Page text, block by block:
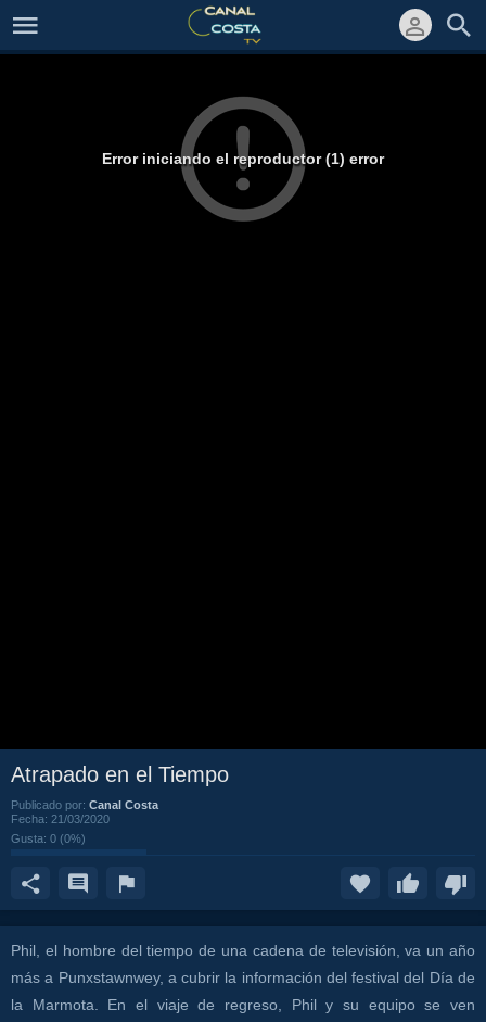
Error iniciando el reproductor (1) error
Atrapado en el Tiempo
Publicado por: Canal Costa
Fecha: 21/03/2020
Gusta: 0 (0%)
Phil, el hombre del tiempo de una cadena de televisión, va un año
más a Punxstawnwey, a cubrir la información del festival del Día de
la Marmota. En el viaje de regreso, Phil y su equipo se ven